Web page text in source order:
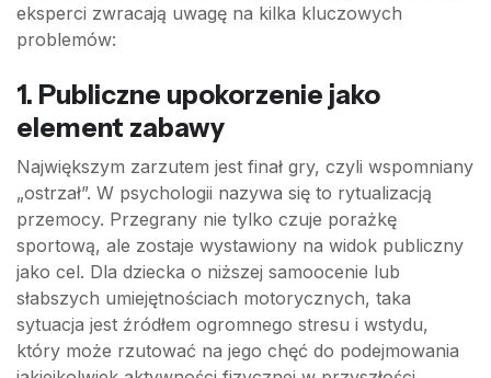
eksperci zwracają uwagę na kilka kluczowych
problemów:
1. Publiczne upokorzenie jako
element zabawy
Największym zarzutem jest finał gry, czyli wspomniany
„ostrzał”. W psychologii nazywa się to rytualizacją
przemocy. Przegrany nie tylko czuje porażkę
sportową, ale zostaje wystawiony na widok publiczny
jako cel. Dla dziecka o niższej samoocenie lub
słabszych umiejętnościach motorycznych, taka
sytuacja jest źródłem ogromnego stresu i wstydu,
który może rzutować na jego chęć do podejmowania